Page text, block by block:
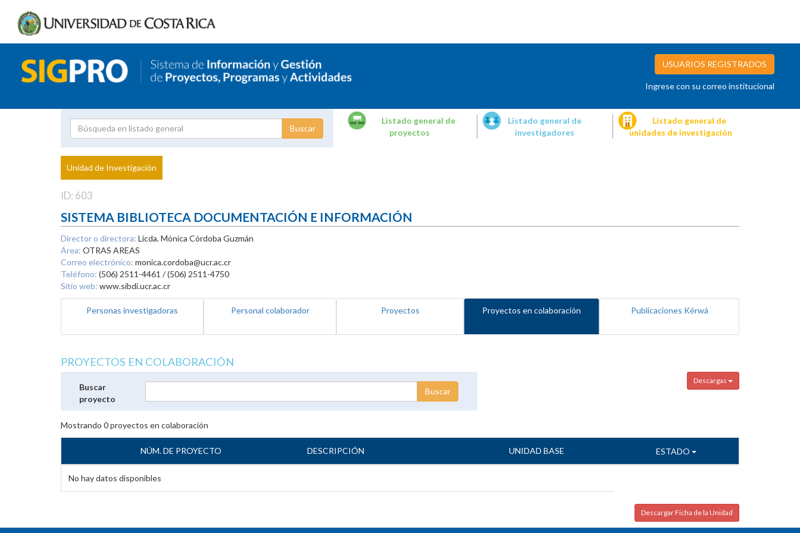
USUARIOS REGISTRADOS
Ingrese con su correo institucional
Proyecto
Investigador
Listado general de
proyectos
Listado general de
investigadores
Listado general de
unidades de investigación
Unidad de Investigación
ID: 603
SISTEMA BIBLIOTECA DOCUMENTACIÓN E INFORMACIÓN
Director o directora: Licda. Mónica Córdoba Guzmán
Área: OTRAS AREAS
Correo electrónico: monica.cordoba@ucr.ac.cr
Teléfono: (506) 2511-4461 / (506) 2511-4750
Sitio web: www.sibdi.ucr.ac.cr
Personas investigadoras Personal colaborador Proyectos Proyectos en colaboración Publicaciones Kérwá
PROYECTOS EN COLABORACIÓN
Descargas
Buscar
proyecto
Mostrando 0proyectos en colaboración
NÚM. DE PROYECTO DESCRIPCIÓN UNIDAD BASE ESTADO
No hay datos disponibles
Descargar Ficha de la Unidad